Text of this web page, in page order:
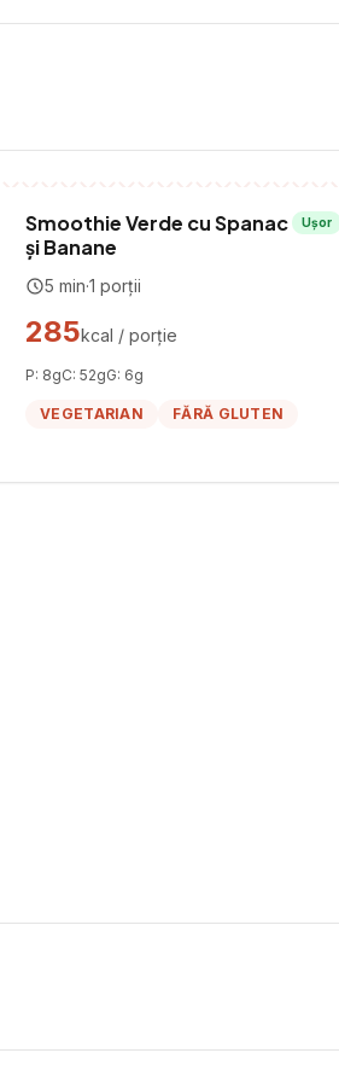
Smoothie Verde cu Spanac
și Banane
Ușor
5 min·1 porții
285kcal / porție
P: 8gC: 52gG: 6g
VEGETARIAN FĂRĂ GLUTEN